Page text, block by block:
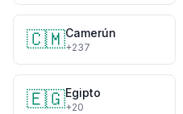
🇨🇲Camerún
+237
🇪🇬Egipto
+20